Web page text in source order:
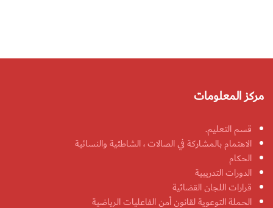
مركز المعلومات
قسم التعليم.
الاهتمام بالمشاركة في الصالات ، الشاطئية والنسائية
الحكام
الدورات التدريبية
قرارات اللجان القضائية
الحملة التوعوية لقانون أمن الفاعليات الرياضية